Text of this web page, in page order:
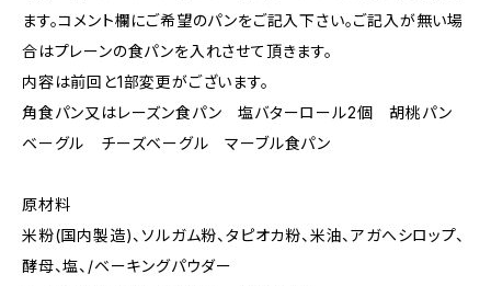
ます。コメント欄にご希望のパンをご記入下さい。ご記入が無い場
合はプレーンの食パンを入れさせて頂きます。
内容は前回と1部変更がございます。
角食パン又はレーズン食パン 塩バターロール2個 胡桃パン
ベーグル チーズベーグル マーブル食パン
原材料
米粉(国内製造)、ソルガム粉、タピオカ粉、米油、アガへシロップ、
酵母、塩、/ベーキングパウダー